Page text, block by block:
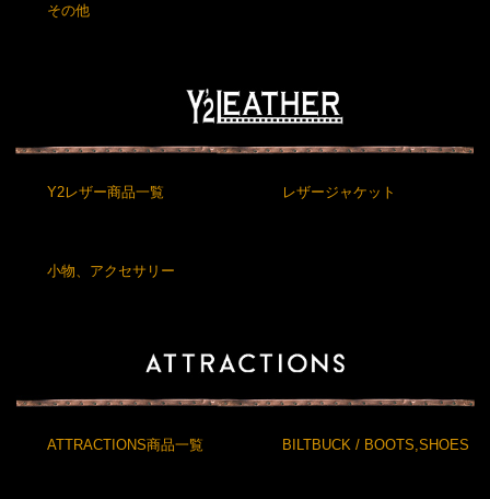
その他
Y2レザー商品一覧 レザージャケット
小物、アクセサリー
ATTRACTIONS商品一覧 BILTBUCK / BOOTS,SHOES